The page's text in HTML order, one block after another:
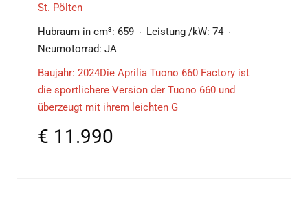
St. Pölten
Hubraum in cm³: 659 Leistung /kW: 74
Neumotorrad: JA
Baujahr: 2024Die Aprilia Tuono 660 Factory ist
die sportlichere Version der Tuono 660 und
überzeugt mit ihrem leichten G
€ 11.990